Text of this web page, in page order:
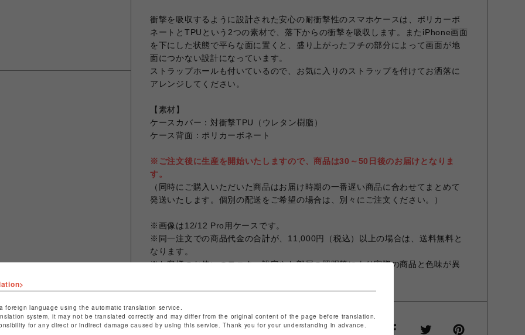
衝撃を吸収するように設計された安心の耐衝撃性のスマホケースは、ポリカーボ
ネートとTPUという2つの素材で、落下からの衝撃を吸収します。またiPhone画面
を下にした状態で平らな面に置くと、盛り上がったフチの部分によって画面が地
面につかない設計になっています。
ストラップホールも付いているので、お気に入りのストラップを付けてお洒落に
アレンジしてください。
【素材】
ケースカバー：対衝撃TPU（ウレタン樹脂）
ケース背面：ポリカーボネート
※ご注文後に生産を開始いたしますので、商品は30～50日後のお届けとなりま
す。
（同時にご購入いただいた商品はお届け時期の一番遅い商品に合わせてまとめて
発送いたします。個別の配送をご希望の場合は、別々にご注文ください。）
※画像は12/12 Pro用ケースです。
※同一注文での商品代金の合計が、11,000円（税込）以上の場合は、送料無料と
なります。
※お客様のお使いのモニター設定やお部屋の照明等により実際の商品と色味が異
シェアする
foreign language using the automatic translation service.
system, it may not be translated correctly and may differ from the original content of the page before translation.
for any direct or indirect damage caused by using this service. Thank you for your understanding in advance.